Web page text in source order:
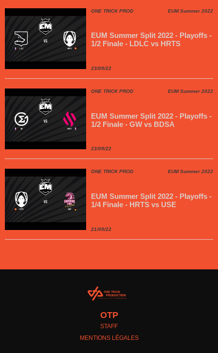
ONE TRICK PROD EUM Summer 2022
EUM Summer Split 2022 - Playoffs -
1/2 Finale - LDLC vs HRTS
23/09/22
ONE TRICK PROD EUM Summer 2022
EUM Summer Split 2022 - Playoffs -
1/2 Finale - GW vs BDSA
23/09/22
ONE TRICK PROD EUM Summer 2022
EUM Summer Split 2022 - Playoffs -
1/4 Finale - HRTS vs USE
21/09/22
OTP
STAFF
MENTIONS LÉGALES